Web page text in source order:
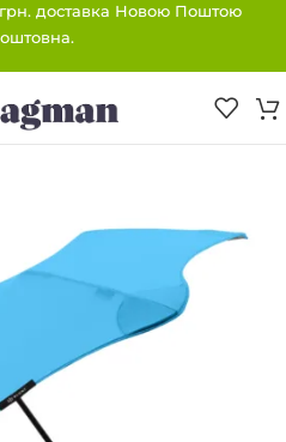
доставка Новою Поштою